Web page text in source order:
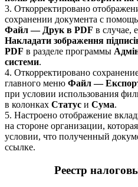
3. Откорректировано
сохранении документа с
Файл — Друк в PDF в случае,
Накладати зображення
PDF в разделе программы
системи.
4. Откорректировано
главного меню Файл —
при условии использования
в колонках Статус и Сума.
5. Настроено отображение
на стороне организации,
условии, что полученный
ссылке.
Реестр